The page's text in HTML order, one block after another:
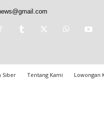
Siber Tentang Kami Lowongan